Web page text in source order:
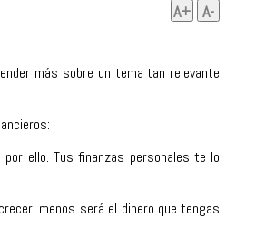
A+ A-
más sobre un tema tan relevante
ello. Tus finanzas personales te lo
menos será el dinero que tengas